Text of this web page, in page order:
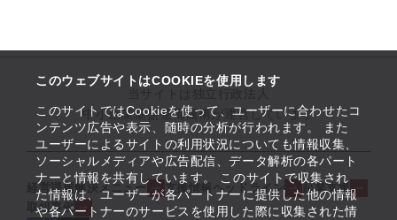
このウェブサイトはCOOKIEを使用します
このサイトではCookieを使って、ユーザーに合わせたコ
ンテンツ広告や表示、随時の分析が行われます。 また
ユーザーによるサイトの利用状況についても情報収集、
ソーシャルメディアや広告配信、データ解析の各パート
ナーと情報を共有しています。 このサイトで収集され
た情報は、ユーザーが各パートナーに提供した他の情報
や各パートナーのサービスを使用した際に収集された情
中小企業基盤整備機構が運営しています
経営課題解決メニュー 支援情報ヘッドライン
起業支援
取組事例